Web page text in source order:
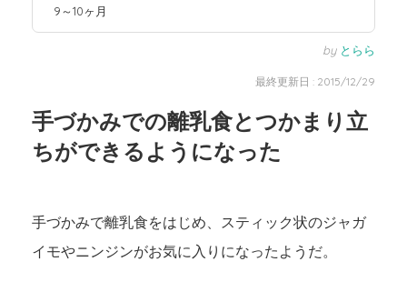
9～10ヶ月
by とらら
最終更新日 : 2015/12/29
手づかみでの離乳食とつかまり立
ちができるようになった
手づかみで離乳食をはじめ、スティック状のジャガ
イモやニンジンがお気に入りになったようだ。